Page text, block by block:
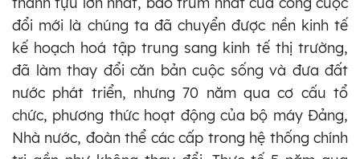
đổi mới là chúng ta đã chuyển được nền kinh tế
kế hoạch hoá tập trung sang kinh tế thị trường,
đã làm thay đổi căn bản cuộc sống và đưa đất
nước phát triển, nhưng 70 năm qua cơ cấu tổ
chức, phương thức hoạt động của bộ máy Đảng,
Nhà nước, đoàn thể các cấp trong hệ thống chính